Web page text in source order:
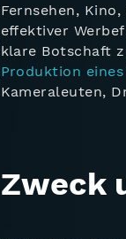
Fernsehen,
effektiver
klare Botschaft
Produktion
Kameraleuten,
Zweck